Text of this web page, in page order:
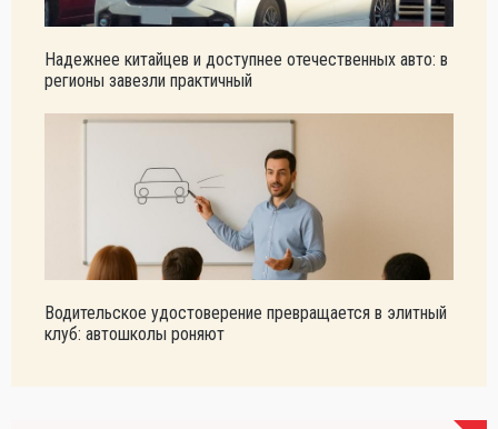
Надежнее китайцев и доступнее отечественных авто: в
регионы завезли практичный
Водительское удостоверение превращается в элитный
клуб: автошколы роняют